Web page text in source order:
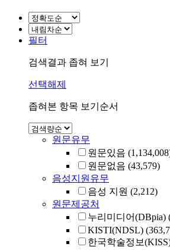
필터
검색결과 좁혀 보기
선택해제
좁혀본 항목 보기순서
원문유무
원문있음
원문없음 (43,579)
음성지원유무
음성 지원 (2,212)
원문제공처
누리미디어(DBpia)
KISTI(NDSL)
한국학술정보